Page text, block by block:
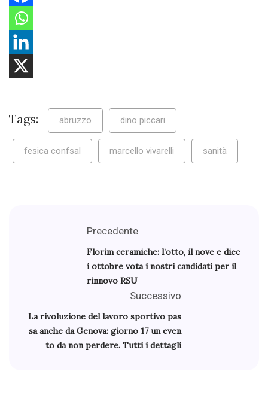
Tags: abruzzo dino piccari
fesica confsal marcello vivarelli sanità
Precedente
Florim ceramiche: l’otto, il nove e diec
i ottobre vota i nostri candidati per il
rinnovo RSU
Successivo
La rivoluzione del lavoro sportivo pas
sa anche da Genova: giorno 17 un even
to da non perdere. Tutti i dettagli